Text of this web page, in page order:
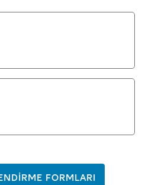
FORMLARI